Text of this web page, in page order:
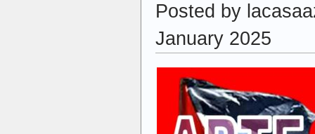
Posted by
January 2025